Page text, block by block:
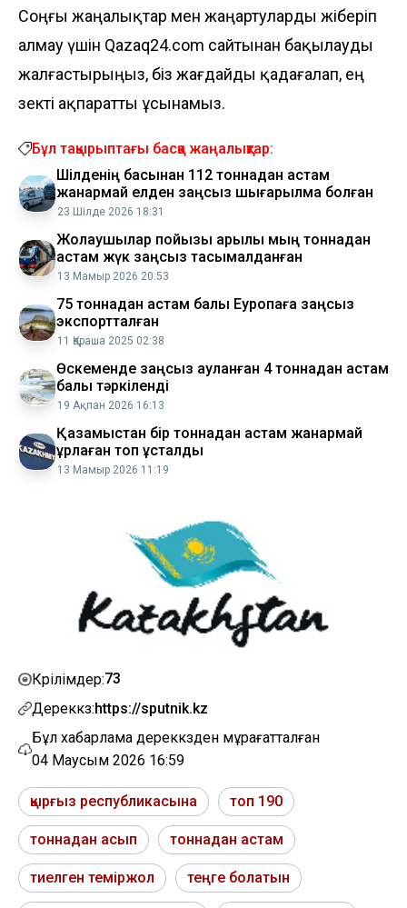
Соңғы жаңалықтар мен жаңартуларды жіберіп
алмау үшін Qazaq24.com сайтынан бақылауды
жалғастырыңыз, біз жағдайды қадағалап, ең
өзекті ақпаратты ұсынамыз.
Бұл тақырыптағы басқа жаңалықтар:
Шілденің басынан 112 тоннадан астам
жанармай елден заңсыз шығарылмақ болған
23 Шілде 2026 18:31
Жолаушылар пойызы арқылы мың тоннадан
астам жүк заңсыз тасымалданған
13 Мамыр 2026 20:53
75 тоннадан астам балық Еуропаға заңсыз
экспортталған
11 Қараша 2025 02:38
Өскеменде заңсыз ауланған 4 тоннадан астам
балық тәркіленді
19 Ақпан 2026 16:13
Қазақмыстан бір тоннадан астам жанармай
ұрлаған топ ұсталды
13 Мамыр 2026 11:19
Көрілімдер:73
Дереккөз:https://sputnik.kz
Бұл хабарлама дереккөзден мұрағатталған
04 Маусым 2026 16:59
қырғыз республикасына топ 190
тоннадан асып тоннадан астам
тиелген теміржол теңге болатын